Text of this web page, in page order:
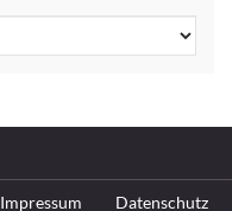
Impressum Datenschutz